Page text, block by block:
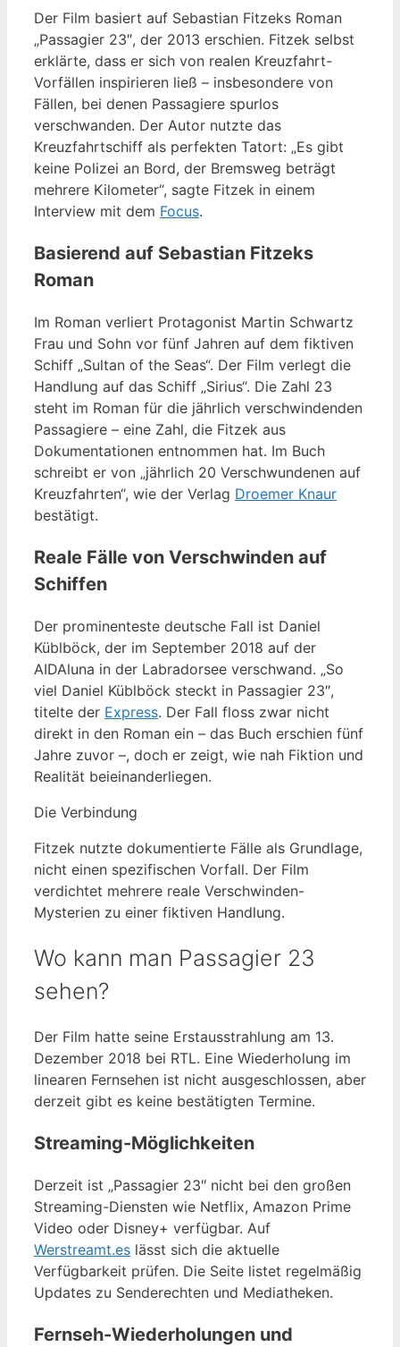
Der Film basiert auf Sebastian Fitzeks Roman
„Passagier 23″, der 2013 erschien. Fitzek selbst
erklärte, dass er sich von realen Kreuzfahrt-
Vorfällen inspirieren ließ – insbesondere von
Fällen, bei denen Passagiere spurlos
verschwanden. Der Autor nutzte das
Kreuzfahrtschiff als perfekten Tatort: „Es gibt
keine Polizei an Bord, der Bremsweg beträgt
mehrere Kilometer“, sagte Fitzek in einem
Interview mit dem Focus.
Basierend auf Sebastian Fitzeks
Roman
Im Roman verliert Protagonist Martin Schwartz
Frau und Sohn vor fünf Jahren auf dem fiktiven
Schiff „Sultan of the Seas“. Der Film verlegt die
Handlung auf das Schiff „Sirius“. Die Zahl 23
steht im Roman für die jährlich verschwindenden
Passagiere – eine Zahl, die Fitzek aus
Dokumentationen entnommen hat. Im Buch
schreibt er von „jährlich 20 Verschwundenen auf
Kreuzfahrten“, wie der Verlag Droemer Knaur
bestätigt.
Reale Fälle von Verschwinden auf
Schiffen
Der prominenteste deutsche Fall ist Daniel
Küblböck, der im September 2018 auf der
AIDAluna in der Labradorsee verschwand. „So
viel Daniel Küblböck steckt in Passagier 23″,
titelte der Express. Der Fall floss zwar nicht
direkt in den Roman ein – das Buch erschien fünf
Jahre zuvor –, doch er zeigt, wie nah Fiktion und
Realität beieinanderliegen.
Die Verbindung
Fitzek nutzte dokumentierte Fälle als Grundlage,
nicht einen spezifischen Vorfall. Der Film
verdichtet mehrere reale Verschwinden-
Mysterien zu einer fiktiven Handlung.
Wo kann man Passagier 23
sehen?
Der Film hatte seine Erstausstrahlung am 13.
Dezember 2018 bei RTL. Eine Wiederholung im
linearen Fernsehen ist nicht ausgeschlossen, aber
derzeit gibt es keine bestätigten Termine.
Streaming-Möglichkeiten
Derzeit ist „Passagier 23″ nicht bei den großen
Streaming-Diensten wie Netflix, Amazon Prime
Video oder Disney+ verfügbar. Auf
Werstreamt.es lässt sich die aktuelle
Verfügbarkeit prüfen. Die Seite listet regelmäßig
Updates zu Senderechten und Mediatheken.
Fernseh-Wiederholungen und